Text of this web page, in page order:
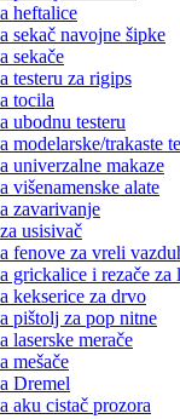
heftalice
sekač navojne šipke
sekače
testeru za rigips
tocila
ubodnu testeru
modelarske/trakaste
univerzalne makaze
višenamenske alate
zavarivanje
usisivač
fenove za vreli
grickalice i rezače za
kekserice za drvo
pištolj za pop nitne
laserske merače
mešače
Dremel
aku cistač prozora